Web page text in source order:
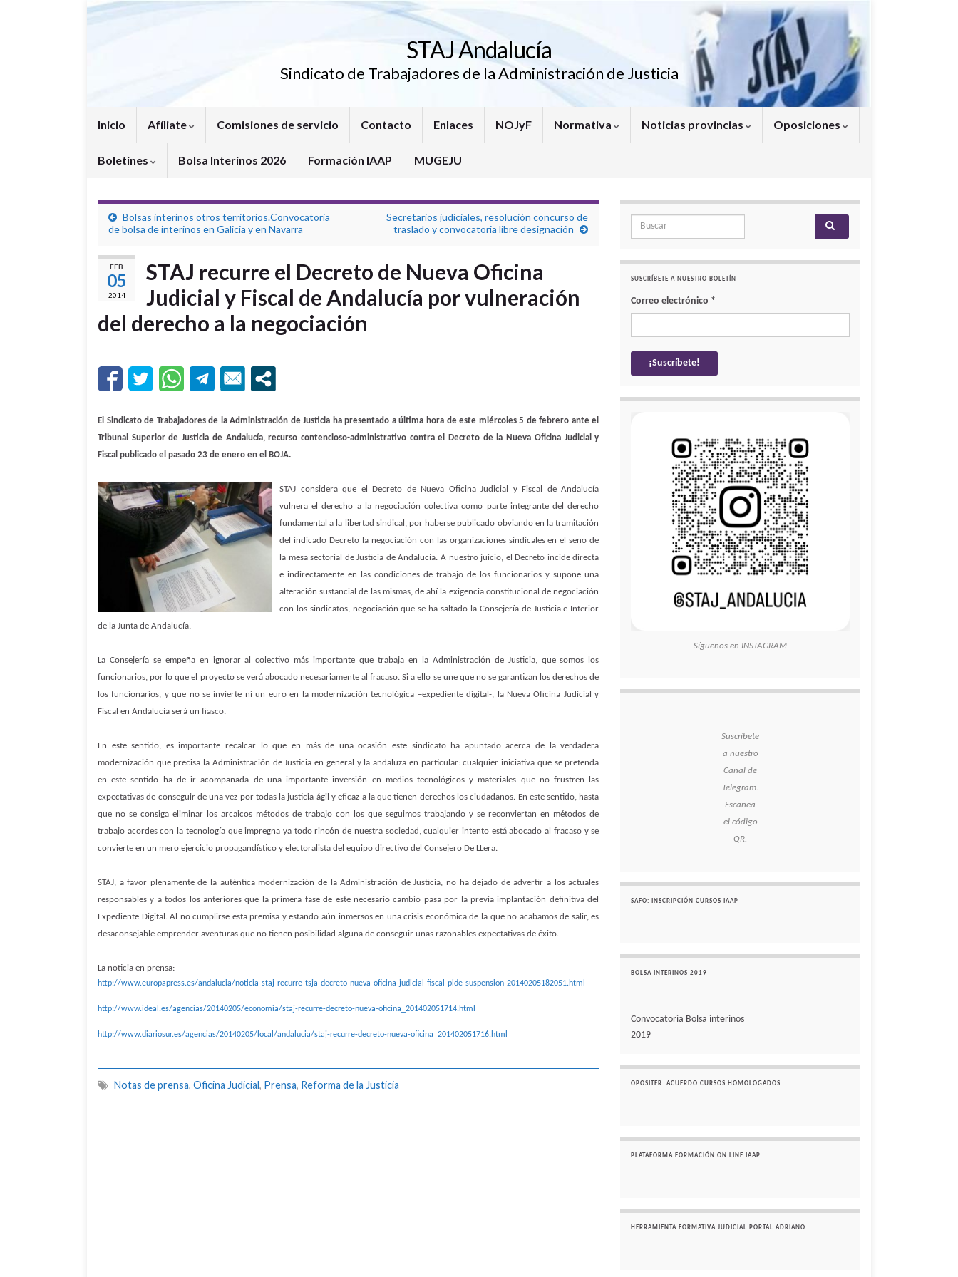
STAJ Andalucía
Sindicato de Trabajadores de la Administración de Justicia
Inicio Afíliate Comisiones de servicio Contacto Enlaces NOJyF Normativa Noticias provincias Oposiciones
Boletines Bolsa Interinos 2026 Formación IAAP MUGEJU
Bolsas interinos otros territorios.Convocatoria
de bolsa de interinos en Galicia y en Navarra
Secretarios judiciales, resolución concurso de
traslado y convocatoria libre designación
FEB
05
2014
STAJ recurre el Decreto de Nueva Oficina
Judicial y Fiscal de Andalucía por vulneración
del derecho a la negociación
El Sindicato de Trabajadores de la Administración de Justicia ha presentado a última hora de este miércoles 5 de febrero ante el
Tribunal Superior de Justicia de Andalucía, recurso contencioso-administrativo contra el Decreto de la Nueva Oficina Judicial y
Fiscal publicado el pasado 23 de enero en el BOJA.
STAJ considera que el Decreto de Nueva Oficina Judicial y Fiscal de Andalucía
vulnera el derecho a la negociación colectiva como parte integrante del derecho
fundamental a la libertad sindical, por haberse publicado obviando en la tramitación
del indicado Decreto la negociación con las organizaciones sindicales en el seno de
la mesa sectorial de Justicia de Andalucía. A nuestro juicio, el Decreto incide directa
e indirectamente en las condiciones de trabajo de los funcionarios y supone una
alteración sustancial de las mismas, de ahí la exigencia constitucional de negociación
con los sindicatos, negociación que se ha saltado la Consejería de Justicia e Interior
de la Junta de Andalucía.
La Consejería se empeña en ignorar al colectivo más importante que trabaja en la Administración de Justicia, que somos los
funcionarios, por lo que el proyecto se verá abocado necesariamente al fracaso. Si a ello se une que no se garantizan los derechos de
los funcionarios, y que no se invierte ni un euro en la modernización tecnológica –expediente digital-, la Nueva Oficina Judicial y
Fiscal en Andalucía será un fiasco.
En este sentido, es importante recalcar lo que en más de una ocasión este sindicato ha apuntado acerca de la verdadera
modernización que precisa la Administración de Justicia en general y la andaluza en particular: cualquier iniciativa que se pretenda
en este sentido ha de ir acompañada de una importante inversión en medios tecnológicos y materiales que no frustren las
expectativas de conseguir de una vez por todas la justicia ágil y eficaz a la que tienen derechos los ciudadanos. En este sentido, hasta
que no se consiga eliminar los arcaicos métodos de trabajo con los que seguimos trabajando y se reconviertan en métodos de
trabajo acordes con la tecnología que impregna ya todo rincón de nuestra sociedad, cualquier intento está abocado al fracaso y se
convierte en un mero ejercicio propagandístico y electoralista del equipo directivo del Consejero De LLera.
STAJ, a favor plenamente de la auténtica modernización de la Administración de Justicia, no ha dejado de advertir a los actuales
responsables y a todos los anteriores que la primera fase de este necesario cambio pasa por la previa implantación definitiva del
Expediente Digital. Al no cumplirse esta premisa y estando aún inmersos en una crisis económica de la que no acabamos de salir, es
desaconsejable emprender aventuras que no tienen posibilidad alguna de conseguir unas razonables expectativas de éxito.
La noticia en prensa:
http://www.europapress.es/andalucia/noticia-staj-recurre-tsja-decreto-nueva-oficina-judicial-fiscal-pide-suspension-20140205182051.html
http://www.ideal.es/agencias/20140205/economia/staj-recurre-decreto-nueva-oficina_201402051714.html
http://www.diariosur.es/agencias/20140205/local/andalucia/staj-recurre-decreto-nueva-oficina_201402051716.html
Notas de prensa, Oficina Judicial, Prensa, Reforma de la Justicia
Search for:
SUSCRÍBETE A NUESTRO BOLETÍN
Correo electrónico *
Síguenos en INSTAGRAM
Suscríbete
a nuestro
Canal de
Telegram.
Escanea
el código
QR.
SAFO: INSCRIPCIÓN CURSOS IAAP
BOLSA INTERINOS 2019
Convocatoria Bolsa interinos
2019
OPOSITER. ACUERDO CURSOS HOMOLOGADOS
PLATAFORMA FORMACIÓN ON LINE IAAP:
HERRAMIENTA FORMATIVA JUDICIAL PORTAL ADRIANO: